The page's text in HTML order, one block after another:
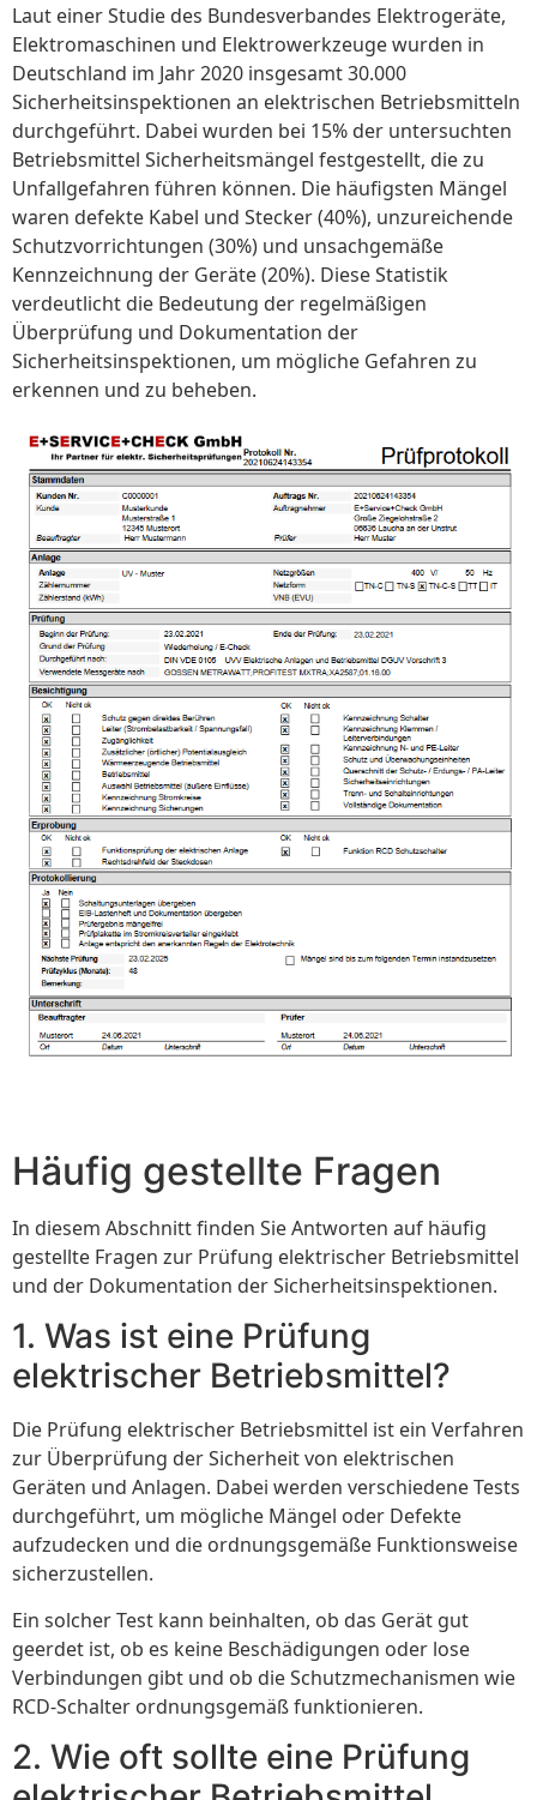
Laut einer Studie des Bundesverbandes Elektrogeräte,
Elektromaschinen und Elektrowerkzeuge wurden in
Deutschland im Jahr 2020 insgesamt 30.000
Sicherheitsinspektionen an elektrischen Betriebsmitteln
durchgeführt. Dabei wurden bei 15% der untersuchten
Betriebsmittel Sicherheitsmängel festgestellt, die zu
Unfallgefahren führen können. Die häufigsten Mängel
waren defekte Kabel und Stecker (40%), unzureichende
Schutzvorrichtungen (30%) und unsachgemäße
Kennzeichnung der Geräte (20%). Diese Statistik
verdeutlicht die Bedeutung der regelmäßigen
Überprüfung und Dokumentation der
Sicherheitsinspektionen, um mögliche Gefahren zu
erkennen und zu beheben.
Häufig gestellte Fragen
In diesem Abschnitt finden Sie Antworten auf häufig
gestellte Fragen zur Prüfung elektrischer Betriebsmittel
und der Dokumentation der Sicherheitsinspektionen.
1. Was ist eine Prüfung
elektrischer Betriebsmittel?
Die Prüfung elektrischer Betriebsmittel ist ein Verfahren
zur Überprüfung der Sicherheit von elektrischen
Geräten und Anlagen. Dabei werden verschiedene Tests
durchgeführt, um mögliche Mängel oder Defekte
aufzudecken und die ordnungsgemäße Funktionsweise
sicherzustellen.
Ein solcher Test kann beinhalten, ob das Gerät gut
geerdet ist, ob es keine Beschädigungen oder lose
Verbindungen gibt und ob die Schutzmechanismen wie
RCD-Schalter ordnungsgemäß funktionieren.
2. Wie oft sollte eine Prüfung